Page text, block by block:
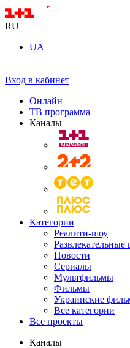
RU
UA
Вход в кабинет
Онлайн
ТВ программа
Каналы
Категории
Реалити-шоу
Развлекательные
Новости
Сериалы
Мультфильмы
Фильмы
Украинские
Все категории
Все проекты
Каналы